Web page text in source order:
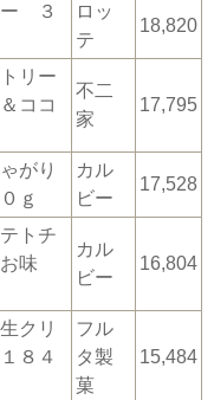
３
ロッ
テ
18,820
リー
ココ
不二
家
17,795
がり
ｇ
カル
ビー
17,528
トチ
お味
カル
ビー
16,804
クリ
８４
フル
タ製
菓
15,484